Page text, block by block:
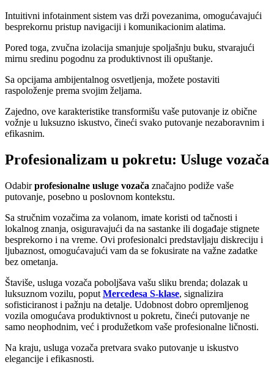
Intuitivni infotainment sistem vas drži povezanima, omogućavajući
besprekornu pristup navigaciji i komunikacionim alatima.
Pored toga, zvučna izolacija smanjuje spoljašnju buku, stvarajući
mirnu sredinu pogodnu za produktivnost ili opuštanje.
Sa opcijama ambijentalnog osvetljenja, možete postaviti
raspoloženje prema svojim željama.
Zajedno, ove karakteristike transformišu vaše putovanje iz obične
vožnje u luksuzno iskustvo, čineći svako putovanje nezaboravnim i
efikasnim.
Profesionalizam u pokretu: Usluge vozača
Odabirprofesionalne usluge vozača značajno podiže vaše
putovanje, posebno u poslovnom kontekstu.
Sa stručnim vozačima za volanom, imate koristi od tačnosti i
lokalnog znanja, osiguravajući da na sastanke ili događaje stignete
besprekorno i na vreme. Ovi profesionalci predstavljaju diskreciju i
ljubaznost, omogućavajući vam da se fokusirate na važne zadatke
bez ometanja.
Štaviše, usluga vozača poboljšava vašu sliku brenda; dolazak u
luksuznom vozilu, poput Mercedesa S-klase, signalizira
sofisticiranost i pažnju na detalje. Udobnost dobro opremljenog
vozila omogućava produktivnost u pokretu, čineći putovanje ne
samo neophodnim, već i produžetkom vaše profesionalne ličnosti.
Na kraju, usluga vozača pretvara svako putovanje u iskustvo
elegancije i efikasnosti.